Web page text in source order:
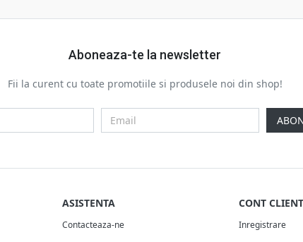
Aboneaza-te la newsletter
Fii la curent cu toate promotiile si produsele noi din shop!
ASISTENTA
Contacteaza-ne
CONT CLIENT
Inregistrare